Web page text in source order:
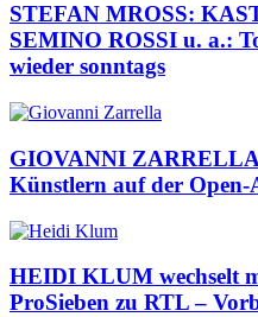
STEFAN MROSS:
SEMINO ROSSI u. a.:
wieder sonntags
GIOVANNI
Künstlern auf der Open-
HEIDI KLUM wechselt
ProSieben zu RTL –